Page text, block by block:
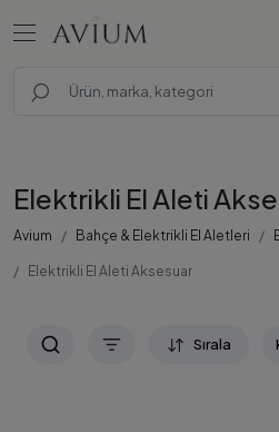
Elektrikli El Aleti
Avium Bahçe & Elektrikli El Aletleri
Elektrikli El Aleti Aksesuar
Sırala